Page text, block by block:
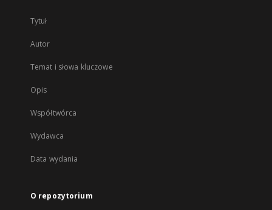
Tytuł
Autor
Temat i słowa kluczowe
Opis
Współtwórca
Wydawca
Data wydania
O repozytorium